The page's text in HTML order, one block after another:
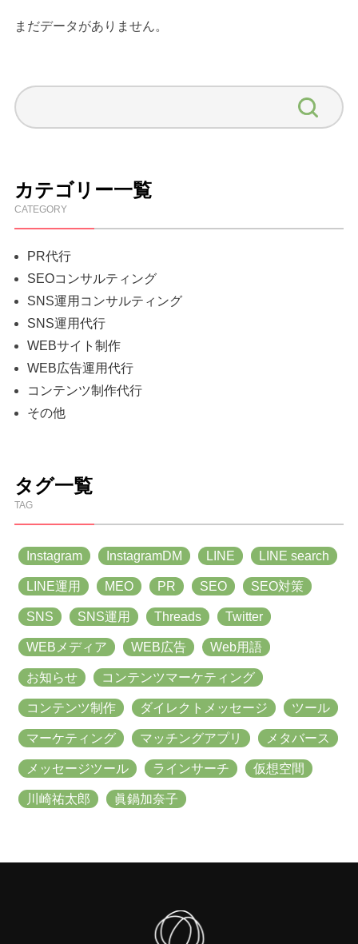
まだデータがありません。
カテゴリー一覧
CATEGORY
PR代行
SEOコンサルティング
SNS運用コンサルティング
SNS運用代行
WEBサイト制作
WEB広告運用代行
コンテンツ制作代行
その他
タグ一覧
TAG
Instagram InstagramDM LINE LINE search
LINE運用 MEO PR SEO SEO対策
SNS SNS運用 Threads Twitter
WEBメディア WEB広告 Web用語
お知らせ コンテンツマーケティング
コンテンツ制作 ダイレクトメッセージ ツール
マーケティング マッチングアプリ メタバース
メッセージツール ラインサーチ 仮想空間
川崎祐太郎 眞鍋加奈子